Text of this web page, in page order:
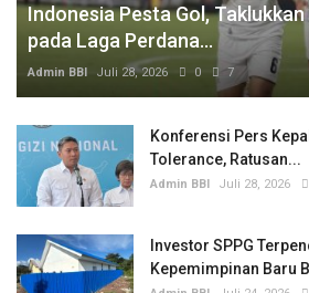
Indonesia Pesta Gol, Taklukkan
pada Laga Perdana...
Admin BBI Juli 28, 2026 0 7
Konferensi Pers
Tolerance, Ratusan...
Admin BBI Juli 28, 2026
Investor SPPG
Kepemimpinan Baru